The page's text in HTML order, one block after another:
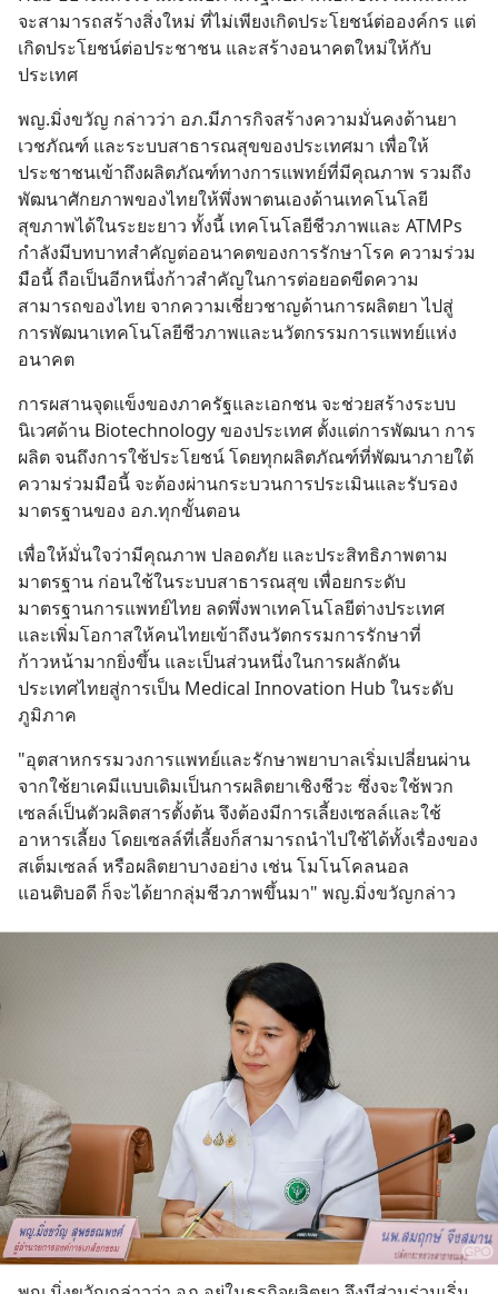
จะสามารถสร้างสิ่งใหม่ ที่ไม่เพียงเกิดประโยชน์ต่อองค์กร แต่
เกิดประโยชน์ต่อประชาชน และสร้างอนาคตใหม่ให้กับ
ประเทศ
พญ.มิ่งขวัญ กล่าวว่า อภ.มีภารกิจสร้างความมั่นคงด้านยา
เวชภัณฑ์ และระบบสาธารณสุขของประเทศมา เพื่อให้
ประชาชนเข้าถึงผลิตภัณฑ์ทางการแพทย์ที่มีคุณภาพ รวมถึง
พัฒนาศักยภาพของไทยให้พึ่งพาตนเองด้านเทคโนโลยี
สุขภาพได้ในระยะยาว ทั้งนี้ เทคโนโลยีชีวภาพและ ATMPs
กำลังมีบทบาทสำคัญต่ออนาคตของการรักษาโรค ความร่วม
มือนี้ ถือเป็นอีกหนึ่งก้าวสำคัญในการต่อยอดขีดความ
สามารถของไทย จากความเชี่ยวชาญด้านการผลิตยา ไปสู่
การพัฒนาเทคโนโลยีชีวภาพและนวัตกรรมการแพทย์แห่ง
อนาคต
การผสานจุดแข็งของภาครัฐและเอกชน จะช่วยสร้างระบบ
นิเวศด้าน Biotechnology ของประเทศ ตั้งแต่การพัฒนา การ
ผลิต จนถึงการใช้ประโยชน์ โดยทุกผลิตภัณฑ์ที่พัฒนาภายใต้
ความร่วมมือนี้ จะต้องผ่านกระบวนการประเมินและรับรอง
มาตรฐานของ อภ.ทุกขั้นตอน
เพื่อให้มั่นใจว่ามีคุณภาพ ปลอดภัย และประสิทธิภาพตาม
มาตรฐาน ก่อนใช้ในระบบสาธารณสุข เพื่อยกระดับ
มาตรฐานการแพทย์ไทย ลดพึ่งพาเทคโนโลยีต่างประเทศ
และเพิ่มโอกาสให้คนไทยเข้าถึงนวัตกรรมการรักษาที่
ก้าวหน้ามากยิ่งขึ้น และเป็นส่วนหนึ่งในการผลักดัน
ประเทศไทยสู่การเป็น Medical Innovation Hub ในระดับ
ภูมิภาค
"อุตสาหกรรมวงการแพทย์และรักษาพยาบาลเริ่มเปลี่ยนผ่าน
จากใช้ยาเคมีแบบเดิมเป็นการผลิตยาเชิงชีวะ ซึ่งจะใช้พวก
เซลล์เป็นตัวผลิตสารตั้งต้น จึงต้องมีการเลี้ยงเซลล์และใช้
อาหารเลี้ยง โดยเซลล์ที่เลี้ยงก็สามารถนำไปใช้ได้ทั้งเรื่องของ
สเต็มเซลล์ หรือผลิตยาบางอย่าง เช่น โมโนโคลนอล
แอนติบอดี ก็จะได้ยากลุ่มชีวภาพขึ้นมา" พญ.มิ่งขวัญกล่าว